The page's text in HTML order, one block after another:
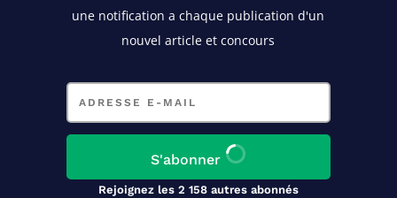
une notification a chaque publication d'un
nouvel article et concours
Adresse
mail
S'abonner
Rejoignez les 2 158 autres abonnés